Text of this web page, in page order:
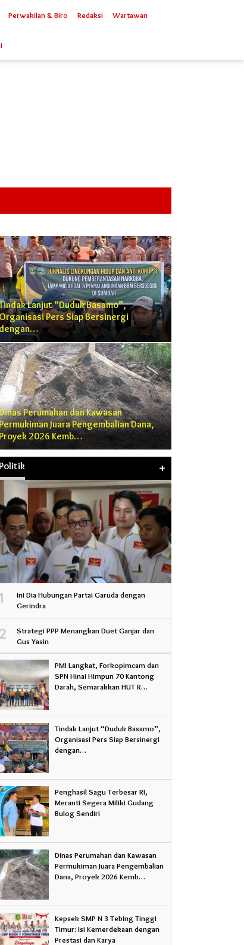
Perwakilan & Biro Redaksi Wartawan
Lanjut “Duduk Basamo”,
Pers Siap Bersinergi
Perumahan dan Kawasan
Juara Pengembalian Dana,
2026 Kemb…
+
1
Ini Dia Hubungan Partai Garuda dengan
Gerindra
2
Strategi PPP Menangkan Duet Ganjar dan
Gus Yasin
PMI Langkat, Forkopimcam dan
SPN Hinai Himpun 70 Kantong
Darah, Semarakkan HUT R…
Tindak Lanjut “Duduk Basamo”,
Organisasi Pers Siap Bersinergi
dengan…
Penghasil Sagu Terbesar RI,
Meranti Segera Miliki Gudang
Bulog Sendiri
Dinas Perumahan dan Kawasan
Permukiman Juara Pengembalian
Dana, Proyek 2026 Kemb…
Kepsek SMP N 3 Tebing Tinggi
Timur: Isi Kemerdekaan dengan
Prestasi dan Karya